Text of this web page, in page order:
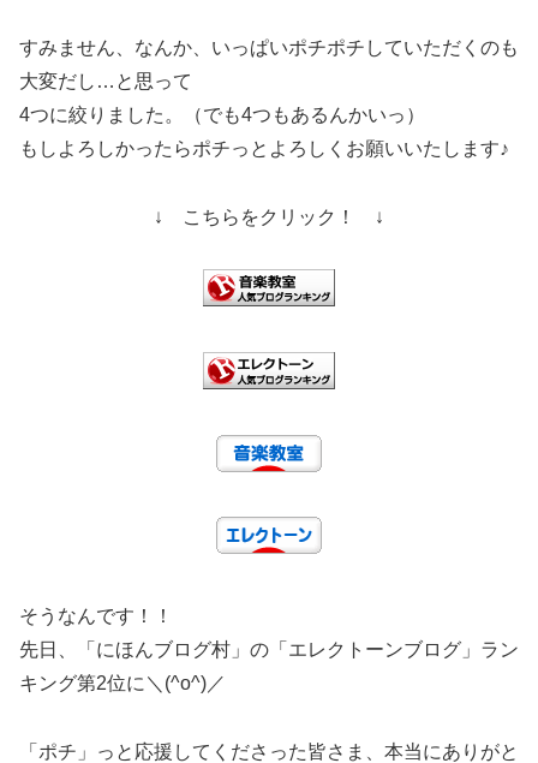
すみません、なんか、いっぱいポチポチしていただくのも
大変だし…と思って
4つに絞りました。（でも4つもあるんかいっ）
もしよろしかったらポチっとよろしくお願いいたします♪
↓ こちらをクリック！ ↓
そうなんです！！
先日、「にほんブログ村」の「エレクトーンブログ」ラン
キング第2位に＼(^o^)／
「ポチ」っと応援してくださった皆さま、本当にありがと